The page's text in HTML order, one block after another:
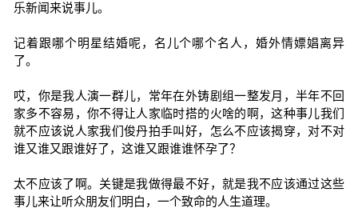
乐新闻来说事儿。
记着跟哪个明星结婚呢，名儿个哪个名人，婚外情嫖娼离异
了。
哎，你是我人演一群儿，常年在外铸剧组一整发月，半年不回
家多不容易，你不得让人家临时搭的火啥的啊，这种事儿我们
就不应该说人家我们俊丹拍手叫好，怎么不应该揭穿，对不对
谁又谁又跟谁好了，这谁又跟谁谁怀孕了？
太不应该了啊。关键是我做得最不好，就是我不应该通过这些
事儿来让听众朋友们明白，一个致命的人生道理。